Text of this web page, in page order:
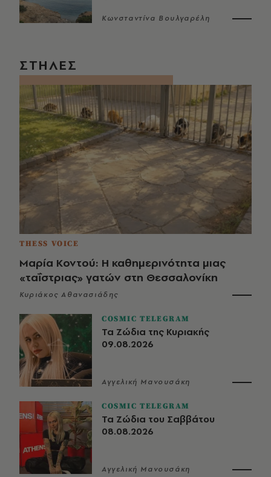
Κωνσταντίνα Βουλγαρέλη
ΣΤΗΛΕΣ
THESS VOICE
Μαρία Κοντού: Η καθημερινότητα μιας
«ταΐστριας» γατών στη Θεσσαλονίκη
Κυριάκος Αθανασιάδης
COSMIC TELEGRAM
Τα Ζώδια της Κυριακής
09.08.2026
Αγγελική Μανουσάκη
COSMIC TELEGRAM
Τα Ζώδια του Σαββάτου
08.08.2026
Αγγελική Μανουσάκη